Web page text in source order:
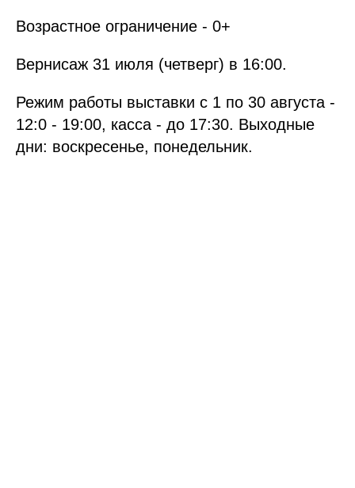
Возрастное ограничение - 0+
Вернисаж 31 июля (четверг) в 16:00.
Режим работы выставки с 1 по 30 августа -
12:0 - 19:00, касса - до 17:30. Выходные
дни: воскресенье, понедельник.